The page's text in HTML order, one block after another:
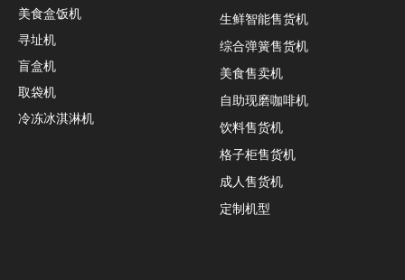
美食盒饭机
寻址机
盲盒机
取袋机
冷冻冰淇淋机
生鲜智能售货机
综合弹簧售货机
美食售卖机
自助现磨咖啡机
饮料售货机
格子柜售货机
成人售货机
定制机型